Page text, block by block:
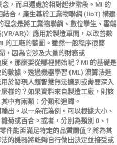
，而且還處於相對起步階段。MI 的
合，產生基於工業物聯網 (IIoT) 構建
理念是將工業物聯網、數位孿生、雲端
AR)）應用於製造車間，以改善數
的工廠的藍圖。雖然一般程序很簡
，因為它涉及大量的財務或
。那麼要從哪裡開始呢？MI 的基礎是
數據。透過機器學習 (ML) 演算法進
於發現人類智慧無法達到或需要深入
樣的？如果資料來自製造工廠，則該
中有兩類：分類和迴歸。
出。以一朵花為例。可以根據大小、
菊或百合。或者，分別為類別 0、1
件能否滿足特定的品質閾值？將為其
的機器將能夠自行做出決定並接受或